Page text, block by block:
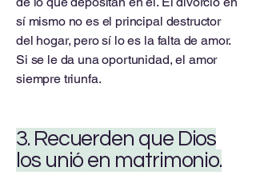
sí mismo no es el principal destructor
del hogar, pero sí lo es la falta de amor.
Si se le da una oportunidad, el amor
siempre triunfa.
3. Recuerden que Dios
los unió en matrimonio.